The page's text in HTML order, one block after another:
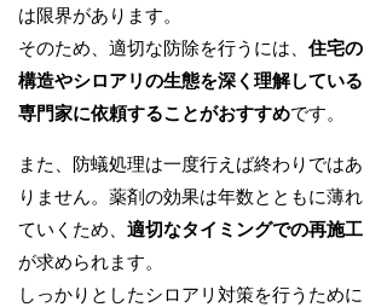
は限界があります。
そのため、適切な防除を行うには、 住宅の
構造やシロアリの生態を深く理解している
専門家に依頼することがおすすめです。
また、防蟻処理は一度行えば終わりではあ
りません。薬剤の効果は年数とともに薄れ
ていくため、 適切なタイミングでの再施工
が求められます。
しっかりとしたシロアリ対策を行うために